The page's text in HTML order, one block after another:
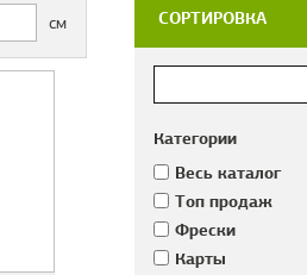
см СОРТИРОВКА
Категории
Весь каталог
Tоп продаж
Фрески
Карты